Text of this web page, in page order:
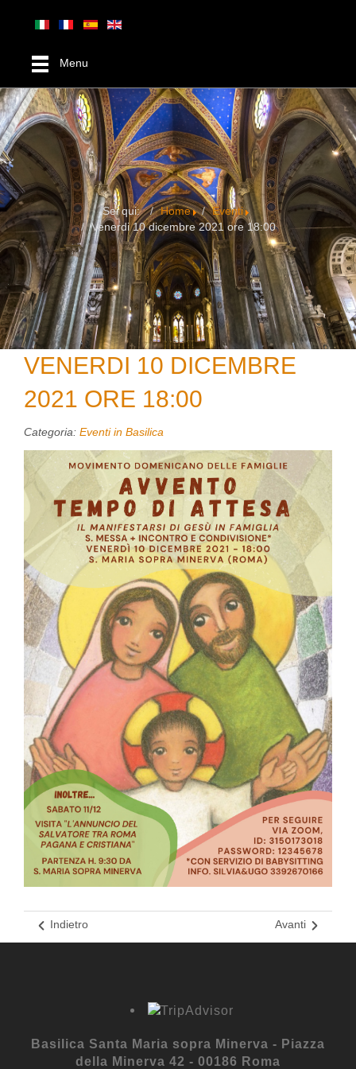
Menu
Sei qui: Home
Eventi
Venerdi 10 dicembre 2021 ore 18:00
VENERDI 10 DICEMBRE
2021 ORE 18:00
Categoria: Eventi in Basilica
Indietro Avanti
Basilica Santa Maria sopra Minerva - Piazza
della Minerva 42 - 00186 Roma